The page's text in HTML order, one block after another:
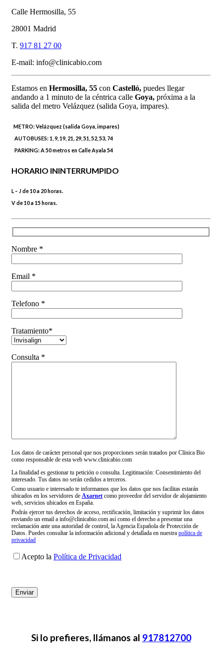
Calle Hermosilla, 55
28001 Madrid
T. 917 81 27 00
E-mail: info@clinicabio.com
Estamos en Hermosilla, 55 con Castelló, puedes llegar
andando a 1 minuto de la céntrica calle Goya, próxima a la
salida del metro Velázquez (salida Goya, impares).
METRO:Velázquez (salida Goya, impares)
AUTOBUSES:1, 9, 19, 21, 29, 51, 52, 53, 74
PARKING:A 50 metros en Calle Ayala 54
HORARIO ININTERRUMPIDO
L – J de 10 a 20 horas.
V de 10 a 15 horas.
Nombre *
Email *
Telefono *
Tratamiento*
Consulta *
Los datos de carácter personal que nos proporciones serán tratados por Clínica Bio
como responsable de esta web www.clinicabio.com
La finalidad es gestionar tu petición o consulta. Legitimación: Consentimiento del
interesado. Tus datos no serán cedidos a terceros.
Como usuario e interesado te informamos que los datos que nos facilitas estarán
ubicados en los servidores de Axarnet como proveedor del servidor de alojamiento
web, servicios ubicados en España.
Podrás ejercer tus derechos de acceso, rectificación, limitación y suprimir los datos
enviando un email a info@clinicabio.com así como el derecho a presentar una
reclamación ante una autoridad de control, la Agencia Española de Protección de
Datos. Puedes consultar la información adicional y detallada en nuestra política de
privacidad
Acepto la Política de Privacidad
Si lo prefieres, llámanos al 917812700